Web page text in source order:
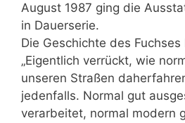
August 1987 ging die
in Dauerserie.
Die Geschichte des
„Eigentlich verrückt, wie
unseren Straßen
jedenfalls. Normal gut
verarbeitet, normal modern